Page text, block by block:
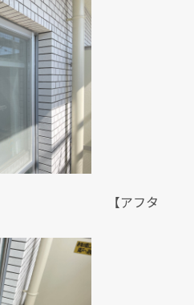
【アフタ